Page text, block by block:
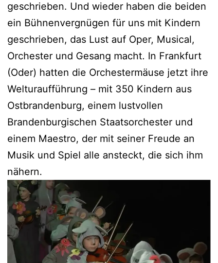
geschrieben. Und wieder haben die beiden
ein Bühnenvergnügen für uns mit Kindern
geschrieben, das Lust auf Oper, Musical,
Orchester und Gesang macht. In Frankfurt
(Oder) hatten die Orchestermäuse jetzt ihre
Welturaufführung – mit 350 Kindern aus
Ostbrandenburg, einem lustvollen
Brandenburgischen Staatsorchester und
einem Maestro, der mit seiner Freude an
Musik und Spiel alle ansteckt, die sich ihm
nähern.